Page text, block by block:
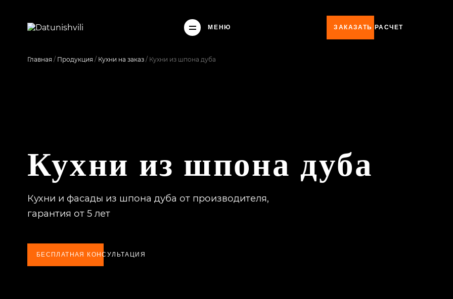
МЕНЮ ЗАКАЗАТЬ РАСЧЕТ
Главная / Продукция / Кухни на заказ / Кухни из шпона дуба
Кухни из шпона дуба
Кухни и фасады из шпона дуба от производителя,
гарантия от 5 лет
БЕСПЛАТНАЯ КОНСУЛЬТАЦИЯ